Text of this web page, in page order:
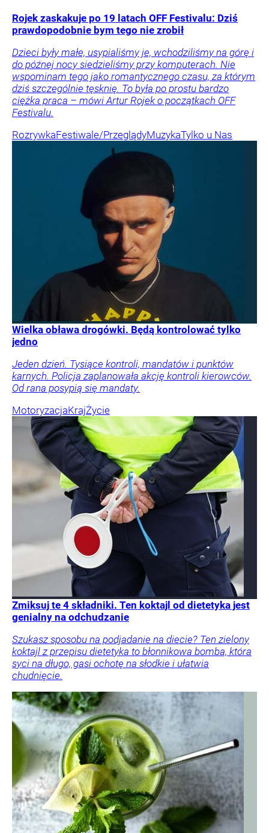
Rojek zaskakuje po 19 latach OFF Festivalu: Dziś
prawdopodobnie bym tego nie zrobił
Dzieci były małe, usypialiśmy je, wchodziliśmy na górę i
do późnej nocy siedzieliśmy przy komputerach. Nie
wspominam tego jako romantycznego czasu, za którym
dziś szczególnie tęsknię. To była po prostu bardzo
ciężka praca – mówi Artur Rojek o początkach OFF
Festivalu.
RozrywkaFestiwale/PrzeglądyMuzykaTylko u Nas
Wielka obława drogówki. Będą kontrolować tylko
jedno
Jeden dzień. Tysiące kontroli, mandatów i punktów
karnych. Policja zaplanowała akcję kontroli kierowców.
Od rana posypią się mandaty.
MotoryzacjaKrajŻycie
Zmiksuj te 4 składniki. Ten koktajl od dietetyka jest
genialny na odchudzanie
Szukasz sposobu na podjadanie na diecie? Ten zielony
koktajl z przepisu dietetyka to błonnikowa bomba, która
syci na długo, gasi ochotę na słodkie i ułatwia
chudnięcie.